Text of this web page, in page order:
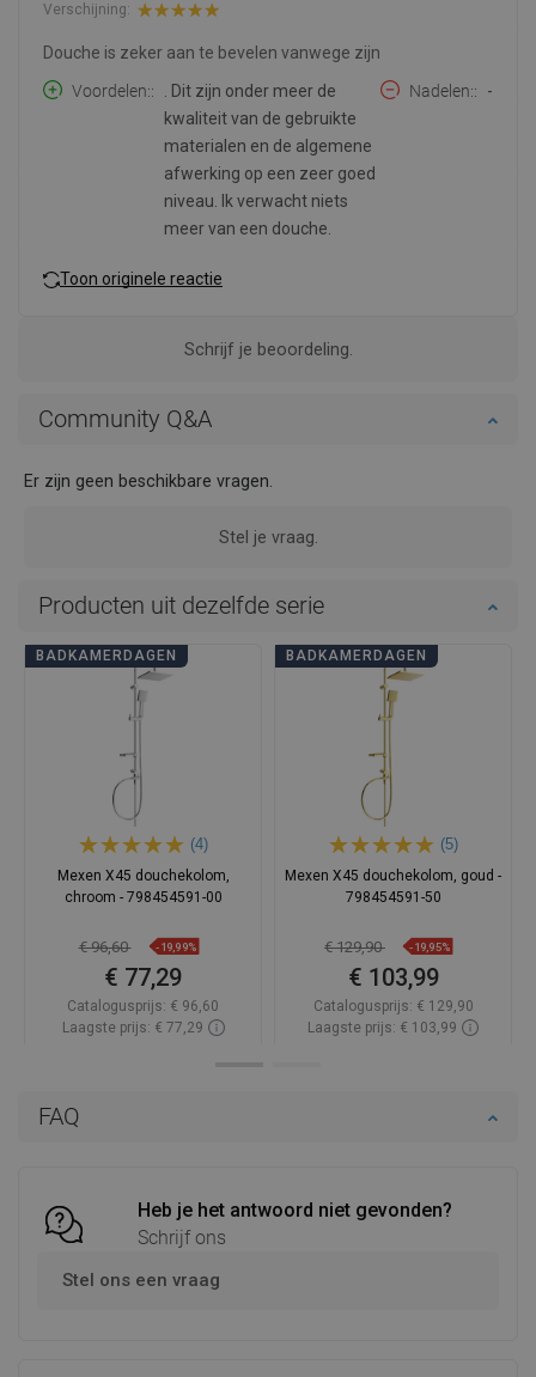
FAQ
Heb je het antwoord niet gevonden?
Schrijf ons
Stel ons een vraag
Verschijning:
Douche is zeker aan te bevelen vanwege zijn
Voordelen:
. Dit zijn onder meer de
kwaliteit van de gebruikte
materialen en de algemene
afwerking op een zeer goed
niveau. Ik verwacht niets
meer van een douche.
Nadelen: -
Toon originele reactie
Schrijf je beoordeling.
Community Q&A
Er zijn geen beschikbare vragen.
Stel je vraag.
Producten uit dezelfde serie
BADKAMERDAGEN
(4)
Mexen X45 douchekolom,
chroom - 798454591-00
€ 96,60 -19,99%
€ 77,29
Catalogusprijs: € 96,60
Laagste prijs: € 77,29
BADKAMERDAGEN
(5)
Mexen X45 douchekolom, goud -
798454591-50
€ 129,90 -19,95%
€ 103,99
Catalogusprijs: € 129,90
Laagste prijs: € 103,99